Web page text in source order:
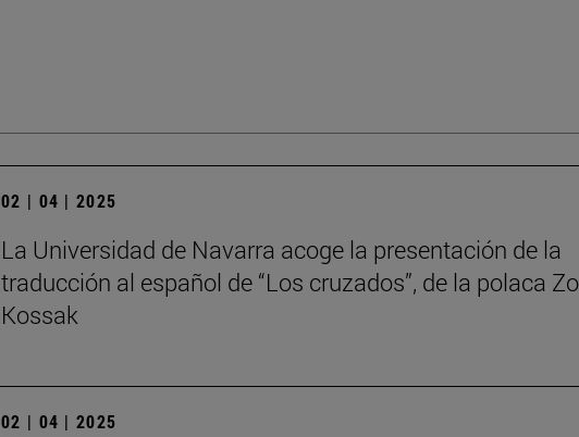
02 | 04 | 2025
La Universidad de Navarra acoge la presentación de la
traducción al español de “Los cruzados”, de la polaca
Kossak
02 | 04 | 2025